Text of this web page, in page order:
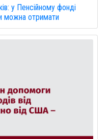
у Пенсійному фонді
можна отримати